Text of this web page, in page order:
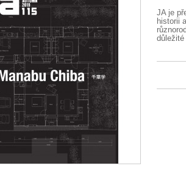
JA je
historii